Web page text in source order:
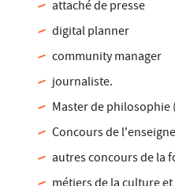
attaché de presse
digital planner
community manager
journaliste.
Master de philosophie
Concours de
autres concours de la